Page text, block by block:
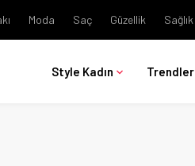
Moda Saç Güzellik Sağlık
Style Kadın Trendler